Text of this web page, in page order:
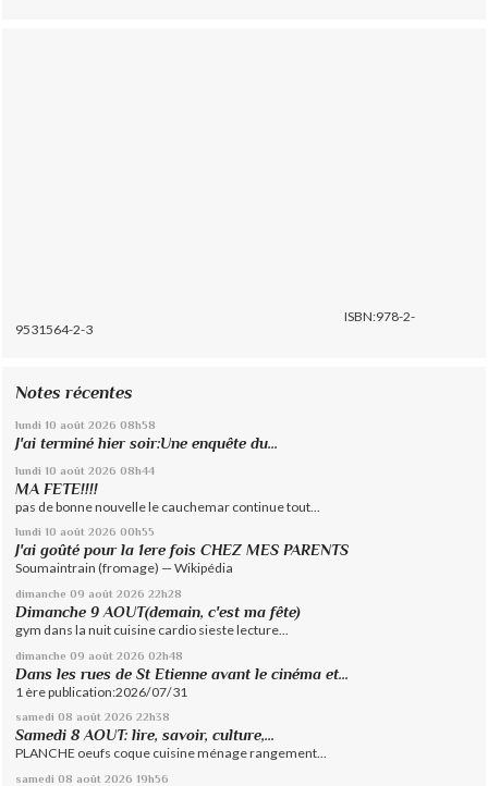
ISBN:978-2-
9531564-2-3
Notes récentes
lundi 10 août 2026 08h58
J'ai terminé hier soir:Une enquête du...
lundi 10 août 2026 08h44
MA FETE!!!!
pas de bonne nouvelle le cauchemar continue tout...
lundi 10 août 2026 00h55
J'ai goûté pour la 1ere fois CHEZ MES PARENTS
Soumaintrain (fromage) — Wikipédia
dimanche 09 août 2026 22h28
Dimanche 9 AOUT(demain, c'est ma fête)
gym dans la nuit cuisine cardio sieste lecture...
dimanche 09 août 2026 02h48
Dans les rues de St Etienne avant le cinéma et...
1 ère publication:2026/07/31
samedi 08 août 2026 22h38
Samedi 8 AOUT: lire, savoir, culture,...
PLANCHE oeufs coque cuisine ménage rangement...
samedi 08 août 2026 19h56